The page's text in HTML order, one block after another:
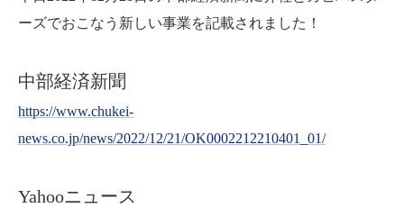
ーズでおこなう新しい事業を記載されました！
中部経済新聞
https://www.chukei-
news.co.jp/news/2022/12/21/OK0002212210401_01/
Yahooニュース